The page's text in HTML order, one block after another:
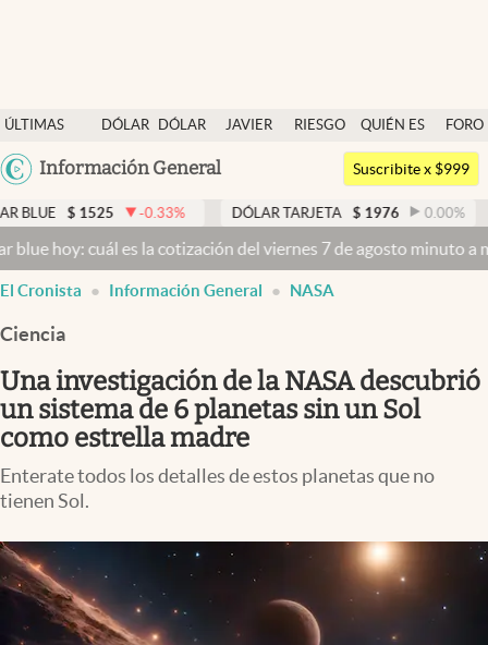
ÚLTIMAS
NOTICIAS
DÓLAR
DÓLAR
JAVIER
RIESGO
QUIÉN ES
QUIÉN
FORO
Argentina
México
Información General
Dólar
Members
Economía y Política
Finanzas y Mercados
Mercados Online
Negocios
Columnistas
Otras secciones
Infotechnology
Clase
Clima
Mundial 2026
Suscribite x $999
-0.33% DÓLAR TARJETA $ 1976 0.00% DÓLAR
es la cotización del viernes 7 de agosto minuto a minutoDólar
El Cronista Información General NASA
Ciencia
Una investigación de la NASA descubrió
un sistema de 6 planetas sin un Sol
como estrella madre
Enterate todos los detalles de estos planetas que no
tienen Sol.